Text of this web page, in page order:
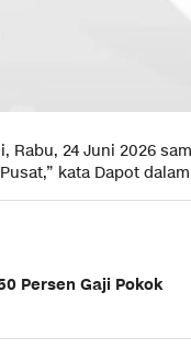
Rabu, 24 Juni 2026
kata Dapot
Persen Gaji Pokok